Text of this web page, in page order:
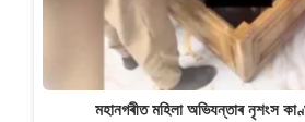
মহানগৰীত মহিলা অভিযন্তাৰ নৃশংস